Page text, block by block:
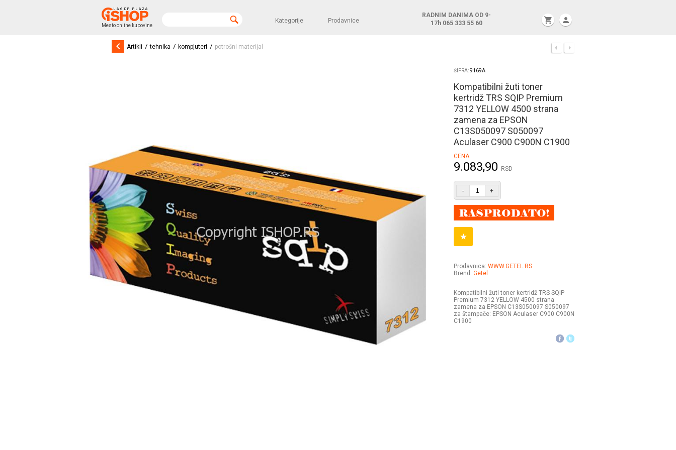
Mesto online kupovine
Kategorije Prodavnice
RADNIM DANIMA OD 9-
17h 065 333 55 60 shopping_cart person
keyboard_arrow_left Artikli / tehnika / kompjuteri / potrošni materijal
ŠIFRA:9169A
Kompatibilni žuti toner
kertridž TRS SQIP Premium
7312 YELLOW 4500 strana
zamena za EPSON
C13S050097 S050097
Aculaser C900 C900N C1900
CENA
9.083,90 RSD
- +
Prodavnica: WWW.GETEL.RS
Brend: Getel
Kompatibilni žuti toner kertridž TRS SQIP
Premium 7312 YELLOW 4500 strana
zamena za EPSON C13S050097 S050097
za štampače: EPSON Aculaser C900 C900N
C1900